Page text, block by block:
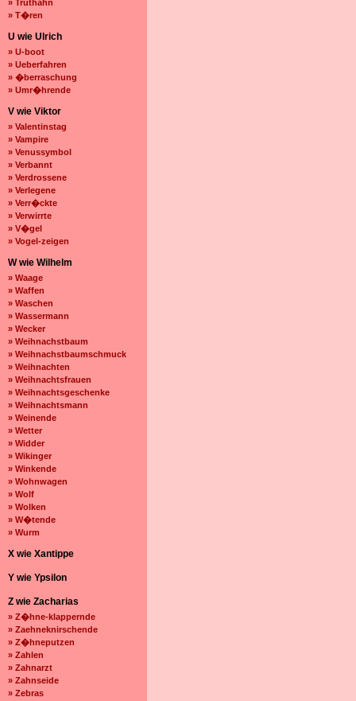
» Truthahn
» T�ren
U wie Ulrich
» U-boot
» Ueberfahren
» �berraschung
» Umr�hrende
V wie Viktor
» Valentinstag
» Vampire
» Venussymbol
» Verbannt
» Verdrossene
» Verlegene
» Verr�ckte
» Verwirrte
» V�gel
» Vogel-zeigen
W wie Wilhelm
» Waage
» Waffen
» Waschen
» Wassermann
» Wecker
» Weihnachstbaum
» Weihnachstbaumschmuck
» Weihnachten
» Weihnachtsfrauen
» Weihnachtsgeschenke
» Weihnachtsmann
» Weinende
» Wetter
» Widder
» Wikinger
» Winkende
» Wohnwagen
» Wolf
» Wolken
» W�tende
» Wurm
X wie Xantippe
Y wie Ypsilon
Z wie Zacharias
» Z�hne-klappernde
» Zaehneknirschende
» Z�hneputzen
» Zahlen
» Zahnarzt
» Zahnseide
» Zebras